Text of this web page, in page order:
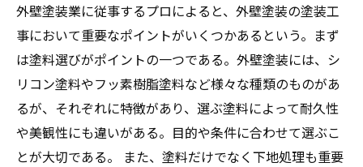
外壁塗装業に従事するプロによると、外壁塗装の塗装工
事において重要なポイントがいくつかあるという。まず
は塗料選びがポイントの一つである。外壁塗装には、シ
リコン塗料やフッ素樹脂塗料など様々な種類のものがあ
るが、それぞれに特徴があり、選ぶ塗料によって耐久性
や美観性にも違いがある。目的や条件に合わせて選ぶこ
とが大切である。 また、塗料だけでなく下地処理も重要